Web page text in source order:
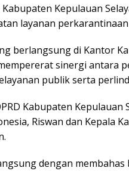
Kabupaten Kepulauan
layanan
berlangsung di Kantor
sinergi antara
publik serta
Kabupaten
Riswan dan Kepala
dengan